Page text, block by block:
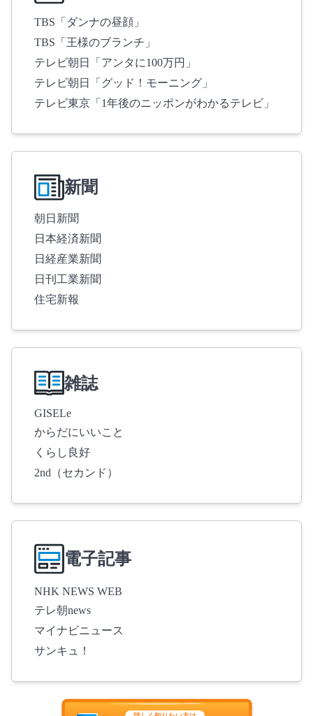
TBS「ダンナの昼顔」
TBS「王様のブランチ」
テレビ朝日「アンタに100万円」
テレビ朝日「グッド！モーニング」
テレビ東京「1年後のニッポンがわかるテレビ」
新聞
朝日新聞
日本経済新聞
日経産業新聞
日刊工業新聞
住宅新報
雑誌
GISELe
からだにいいこと
くらし良好
2nd（セカンド）
電子記事
NHK NEWS WEB
テレ朝news
マイナビニュース
サンキュ！